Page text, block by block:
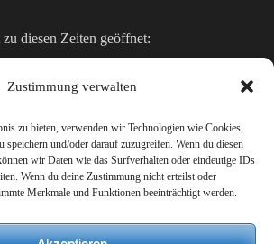
Zustimmung verwalten
zu bieten, verwenden wir Technologien wie Cookies,
speichern und/oder darauf zuzugreifen. Wenn du diesen
wir Daten wie das Surfverhalten oder eindeutige IDs
Wenn du deine Zustimmung nicht erteilst oder
Merkmale und Funktionen beeinträchtigt werden.
diesen Zeiten geöffnet:
07:30 – 14:00 Uhr
bis 15:30 Uhr
DATENSCHUTZERKLÄRUNG